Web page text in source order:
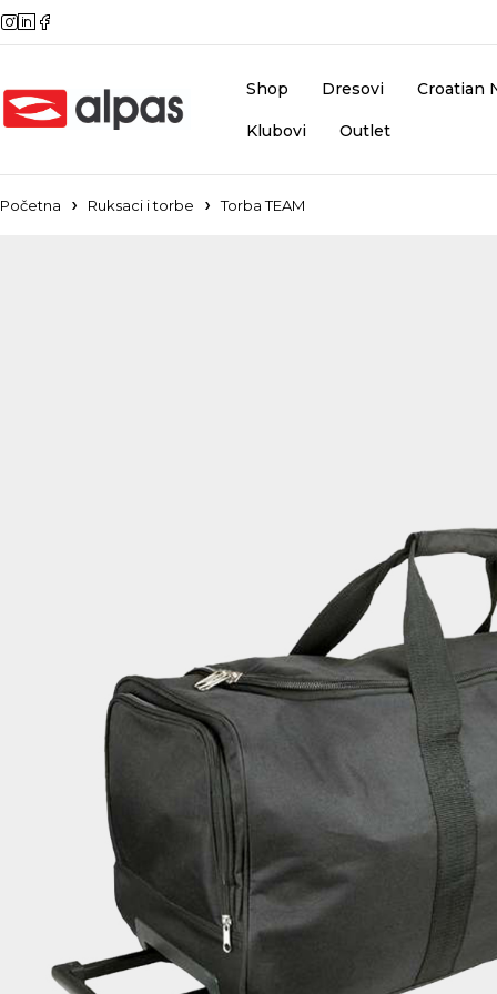
Shop Dresovi Croatian
Klubovi Outlet
Početna Ruksaci i torbe Torba TEAM